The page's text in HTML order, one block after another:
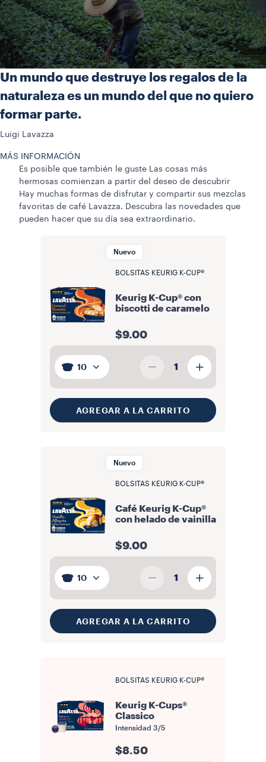
Un mundo que destruye los regalos de la
naturaleza es un mundo del que no quiero
formar parte.
Luigi Lavazza
MÁS INFORMACIÓN
Es posible que también le guste Las cosas más
hermosas comienzan a partir del deseo de descubrir
Hay muchas formas de disfrutar y compartir sus mezclas
favoritas de café Lavazza. Descubra las novedades que
pueden hacer que su día sea extraordinario.
Nuevo
BOLSITAS KEURIG K-CUP®
Keurig K-Cup® con
biscotti de caramelo
$9.00
10 1
AGREGAR A LA CARRITO
Nuevo
BOLSITAS KEURIG K-CUP®
Café Keurig K-Cup®
con helado de vainilla
$9.00
10 1
AGREGAR A LA CARRITO
BOLSITAS KEURIG K-CUP®
Keurig K-Cups®
Classico
Intensidad 3/5
$8.50